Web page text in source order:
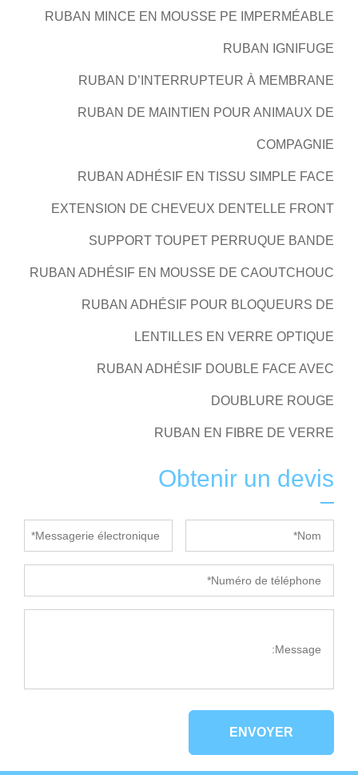
RUBAN MINCE EN MOUSSE PE IMPERMÉABLE
RUBAN IGNIFUGE
RUBAN D’INTERRUPTEUR À MEMBRANE
RUBAN DE MAINTIEN POUR ANIMAUX DE
COMPAGNIE
RUBAN ADHÉSIF EN TISSU SIMPLE FACE
EXTENSION DE CHEVEUX DENTELLE FRONT
SUPPORT TOUPET PERRUQUE BANDE
RUBAN ADHÉSIF EN MOUSSE DE CAOUTCHOUC
RUBAN ADHÉSIF POUR BLOQUEURS DE
LENTILLES EN VERRE OPTIQUE
RUBAN ADHÉSIF DOUBLE FACE AVEC
DOUBLURE ROUGE
RUBAN EN FIBRE DE VERRE
Obtenir un devis
ENVOYER